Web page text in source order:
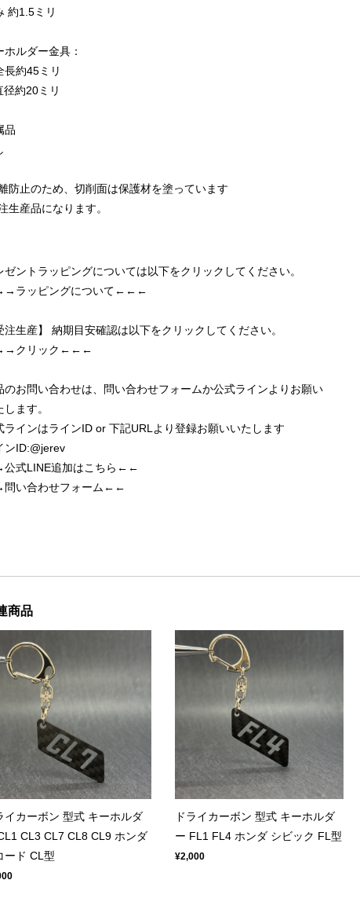
約1.5ミリ
ホルダー金具：
約45ミリ
約20ミリ
品
防止のため、切削面は保護材を塗っています
生産品になります。
ゼントラッピングについては以下をクリックしてください。
ラッピングについて←←←
注生産】 納期目安確認は以下をクリックしてください。
クリック←←←
のお問い合わせは、問い合わせフォームか公式ラインよりお願い
します。
ラインはラインID or 下記URLより登録お願いいたします
ンID:@jerev
式LINE追加はこちら←←
い合わせフォーム←←
商品
イカーボン 型式 キーホルダ
CL3 CL7 CL8 CL9 ホンダ
ード CL型
ドライカーボン 型式 キーホルダ
ー FL1 FL4 ホンダ シビック FL型
¥2,000